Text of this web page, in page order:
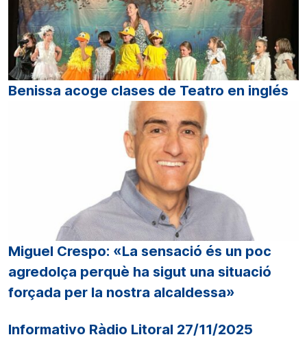
Benissa acoge clases de Teatro en inglés
Miguel Crespo: «La sensació és un poc
agredolça perquè ha sigut una situació
forçada per la nostra alcaldessa»
Informativo Ràdio Litoral 27/11/2025